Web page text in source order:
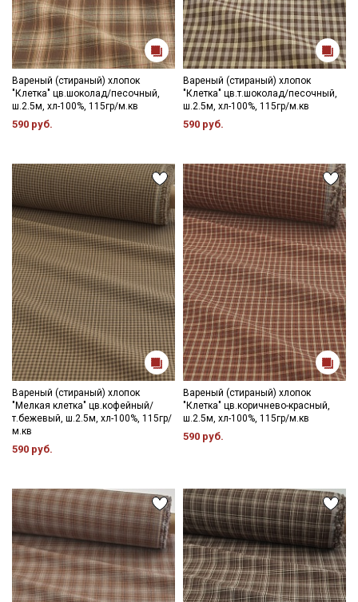
Вареный (стираный) хлопок
"Клетка" цв.шоколад/песочный,
ш.2.5м, хл-100%, 115гр/м.кв
590 руб.
Вареный (стираный) хлопок
"Клетка" цв.т.шоколад/песочный,
ш.2.5м, хл-100%, 115гр/м.кв
590 руб.
Вареный (стираный) хлопок
"Мелкая клетка" цв.кофейный/
т.бежевый, ш.2.5м, хл-100%, 115гр/
м.кв
590 руб.
Вареный (стираный) хлопок
"Клетка" цв.коричнево-красный,
ш.2.5м, хл-100%, 115гр/м.кв
590 руб.